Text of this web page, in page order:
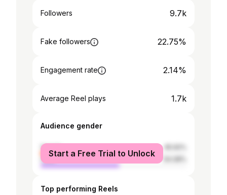
Followers 9.7k
Fake followers 22.75%
Engagement rate 2.14%
Average Reel plays 1.7k
Audience gender
female
male
Start a Free Trial to Unlock
Top performing Reels